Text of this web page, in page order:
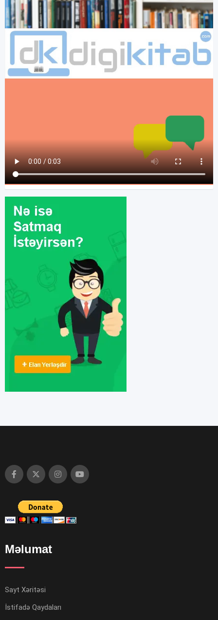
Məlumat
Sayt Xəritəsi
İstifadə Qaydaları